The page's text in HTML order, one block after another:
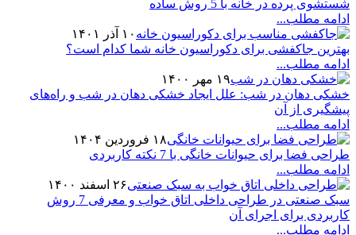
شستشوی پرده در خانه با 5 روش ساده
ادامه مطلب...
۱۰ آذر ۱۴۰۱
بهترین جاکفشی برای دکوراسیون خانه شما کدام است؟
ادامه مطلب...
۱۹ مهر ۱۴۰۰
خشکی دهان در شب: علل ایجاد خشکی دهان در شب و راه‌های
پیشگیری از آن
ادامه مطلب...
۱۸ فروردین ۱۴۰۴
طراحی فضا برای حیوانات خانگی با 7 نکته کاربردی
ادامه مطلب...
۲۶ اسفند ۱۴۰۰
سبک صنعتی در طراحی داخلی اتاق خواب و معرفی 7 روش
کاربردی برای اجرای آن
ادامه مطلب...